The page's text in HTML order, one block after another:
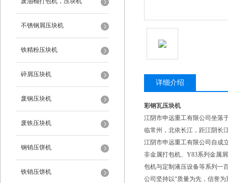
不锈钢屑压块机
铁精粉压块机
碎屑压块机
废钢压块机
废铁压块机
钢销压饼机
铁销压饼机
详细介绍
彩钢瓦压块机
江阴市申远重工有限公司坐落
临常州，北依长江，距江阴长
江阴市申远重工有限公司自成
非金属打包机、Y83系列金属
包机与定制液压设备等系列一
公司坚持以“质量为先，信誉